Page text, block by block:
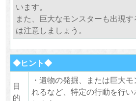
います。
また、巨大なモンスターも出現
は注意しましょう。
◆ヒント◆
目
的
・遺物の発掘、または巨大
れるなど、特定の行動を行